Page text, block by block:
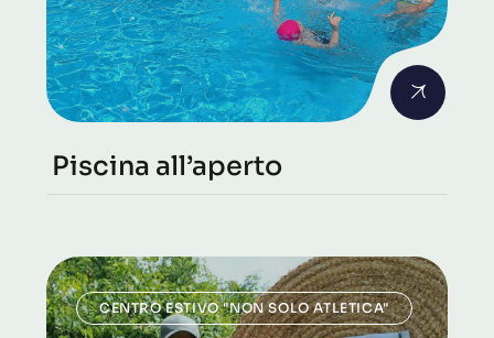
Piscina all’aperto
CENTRO ESTIVO "NON SOLO ATLETICA"